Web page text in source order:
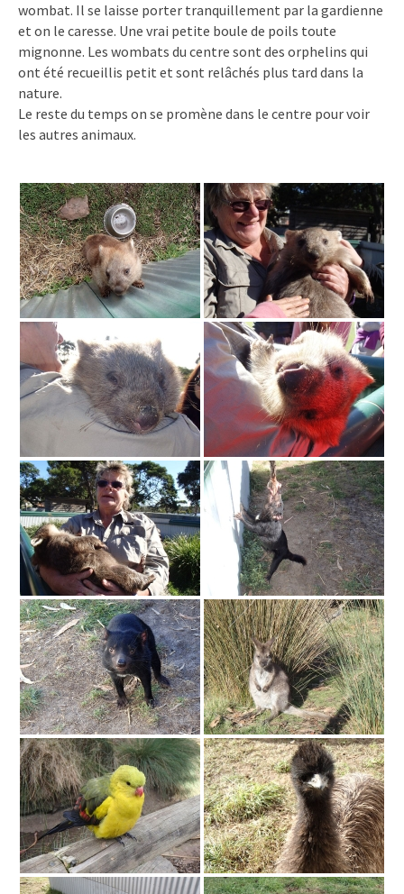
wombat. Il se laisse porter tranquillement par la gardienne
et on le caresse. Une vrai petite boule de poils toute
mignonne. Les wombats du centre sont des orphelins qui
ont été recueillis petit et sont relâchés plus tard dans la
nature.
Le reste du temps on se promène dans le centre pour voir
les autres animaux.